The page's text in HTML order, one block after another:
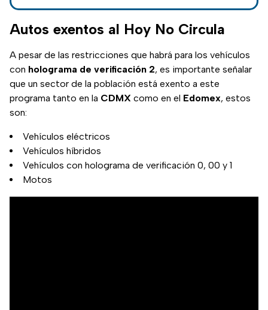
tránsito pueden
remover matrículas
y mucho más.
Autos exentos al Hoy No Circula
A pesar de las restricciones que habrá para los vehículos
con holograma de verificación 2, es importante señalar
que un sector de la población está exento a este
programa tanto en la CDMX como en el Edomex, estos
son:
Vehículos eléctricos
Vehículos híbridos
Vehículos con holograma de verificación 0, 00 y 1
Motos